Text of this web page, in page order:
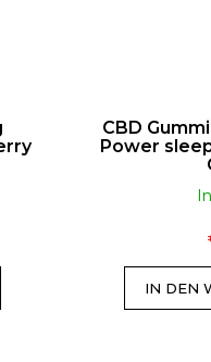
CBD
Power
IN DEN